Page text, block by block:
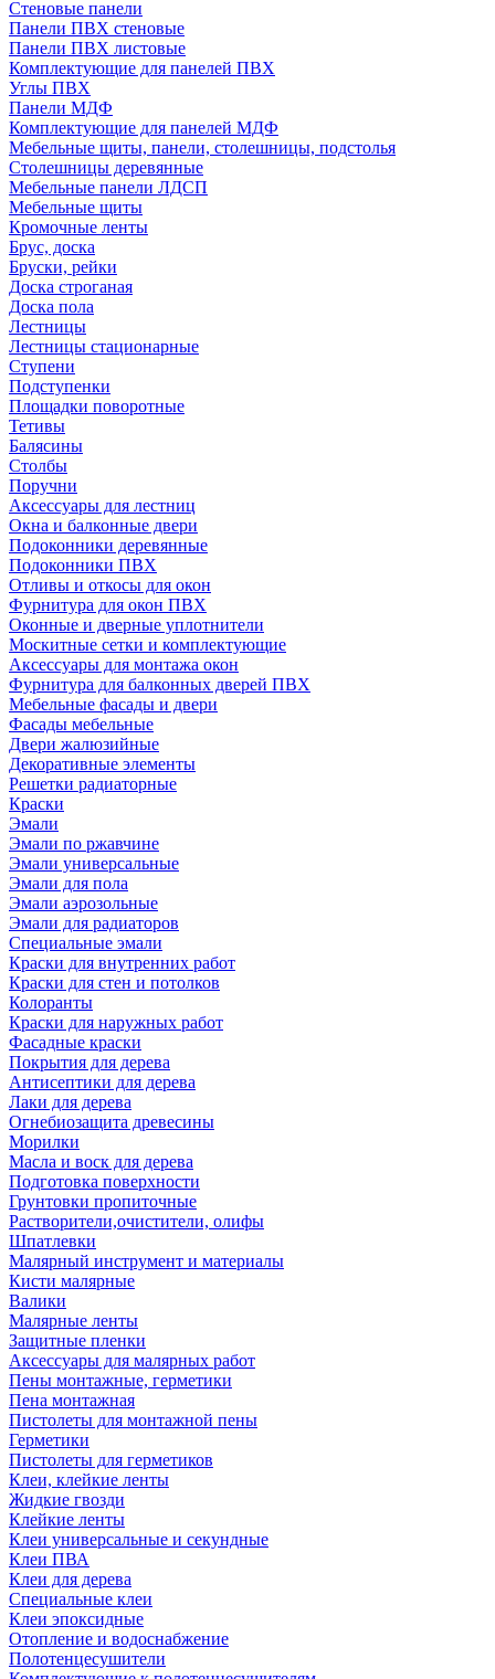
Стеновые панели
Панели ПВХ стеновые
Панели ПВХ листовые
Комплектующие для панелей ПВХ
Углы ПВХ
Панели МДФ
Комплектующие для панелей МДФ
Мебельные щиты, панели, столешницы, подстолья
Столешницы деревянные
Мебельные панели ЛДСП
Мебельные щиты
Кромочные ленты
Брус, доска
Бруски, рейки
Доска строганая
Доска пола
Лестницы
Лестницы стационарные
Ступени
Подступенки
Площадки поворотные
Тетивы
Балясины
Столбы
Поручни
Аксессуары для лестниц
Окна и балконные двери
Подоконники деревянные
Подоконники ПВХ
Отливы и откосы для окон
Фурнитура для окон ПВХ
Оконные и дверные уплотнители
Москитные сетки и комплектующие
Аксессуары для монтажа окон
Фурнитура для балконных дверей ПВХ
Мебельные фасады и двери
Фасады мебельные
Двери жалюзийные
Декоративные элементы
Решетки радиаторные
Краски
Эмали
Эмали по ржавчине
Эмали универсальные
Эмали для пола
Эмали аэрозольные
Эмали для радиаторов
Специальные эмали
Краски для внутренних работ
Краски для стен и потолков
Колоранты
Краски для наружных работ
Фасадные краски
Покрытия для дерева
Антисептики для дерева
Лаки для дерева
Огнебиозащита древесины
Морилки
Масла и воск для дерева
Подготовка поверхности
Грунтовки пропиточные
Растворители,очистители, олифы
Шпатлевки
Малярный инструмент и материалы
Кисти малярные
Валики
Малярные ленты
Защитные пленки
Аксессуары для малярных работ
Пены монтажные, герметики
Пена монтажная
Пистолеты для монтажной пены
Герметики
Пистолеты для герметиков
Клеи, клейкие ленты
Жидкие гвозди
Клейкие ленты
Клеи универсальные и секундные
Клеи ПВА
Клеи для дерева
Специальные клеи
Клеи эпоксидные
Отопление и водоснабжение
Полотенцесушители